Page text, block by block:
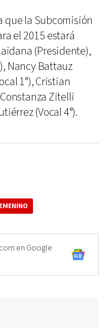
que la Subcomisión
el 2015 estará
(Presidente),
Nancy Battauz
1°), Cristian
Zitelli
(Vocal 4°).
en Google